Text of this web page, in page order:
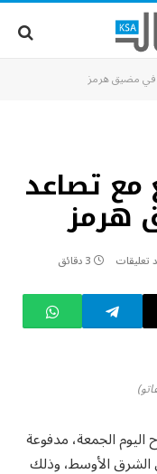
في مضيق هرمز
مع تصاعد
هرمز
تعليقات 3 دقائق
الجمعة، مدفوعة
الأوسط، وذلك